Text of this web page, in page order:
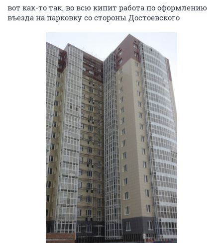
вот как-то так. во всю кипит работа по оформлению
въезда на парковку со стороны Достоевского